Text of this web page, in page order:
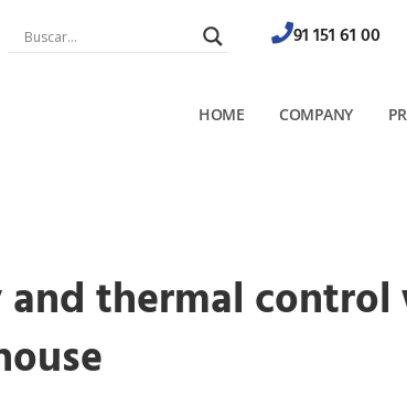
91 151 61 00
HOME COMPANY
thermal